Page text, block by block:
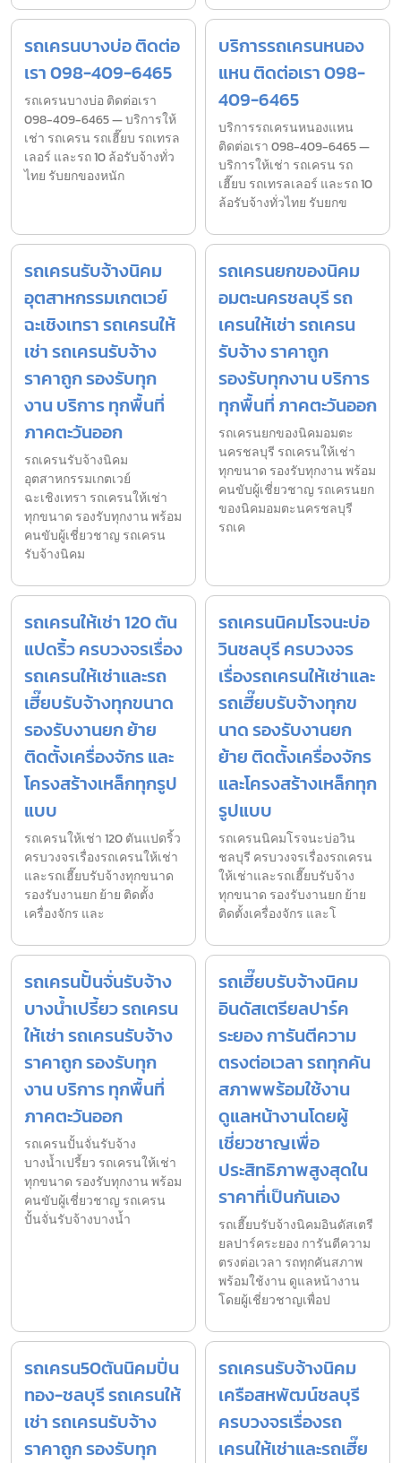
รถเครนบางบ่อ ติดต่อ
เรา 098-409-6465
รถเครนบางบ่อ ติดต่อเรา
098-409-6465 — บริการให้
เช่า รถเครน รถเฮี๊ยบ รถเทรล
เลอร์ และรถ 10 ล้อรับจ้างทั่ว
ไทย รับยกของหนัก
บริการรถเครนหนอง
แหน ติดต่อเรา 098-
409-6465
บริการรถเครนหนองแหน
ติดต่อเรา 098-409-6465 —
บริการให้เช่า รถเครน รถ
เฮี๊ยบ รถเทรลเลอร์ และรถ 10
ล้อรับจ้างทั่วไทย รับยกข
รถเครนรับจ้างนิคม
อุตสาหกรรมเกตเวย์
ฉะเชิงเทรา รถเครนให้
เช่า รถเครนรับจ้าง
ราคาถูก รองรับทุก
งาน บริการ ทุกพื้นที่
ภาคตะวันออก
รถเครนรับจ้างนิคม
อุตสาหกรรมเกตเวย์
ฉะเชิงเทรา รถเครนให้เช่า
ทุกขนาด รองรับทุกงาน พร้อม
คนขับผู้เชี่ยวชาญ รถเครน
รับจ้างนิคม
รถเครนยกของนิคม
อมตะนครชลบุรี รถ
เครนให้เช่า รถเครน
รับจ้าง ราคาถูก
รองรับทุกงาน บริการ
ทุกพื้นที่ ภาคตะวันออก
รถเครนยกของนิคมอมตะ
นครชลบุรี รถเครนให้เช่า
ทุกขนาด รองรับทุกงาน พร้อม
คนขับผู้เชี่ยวชาญ รถเครนยก
ของนิคมอมตะนครชลบุรี
รถเค
รถเครนให้เช่า 120 ตัน
แปดริ้ว ครบวงจรเรื่อง
รถเครนให้เช่าและรถ
เฮี๊ยบรับจ้างทุกขนาด
รองรับงานยก ย้าย
ติดตั้งเครื่องจักร และ
โครงสร้างเหล็กทุกรูป
แบบ
รถเครนให้เช่า 120 ตันแปดริ้ว
ครบวงจรเรื่องรถเครนให้เช่า
และรถเฮี๊ยบรับจ้างทุกขนาด
รองรับงานยก ย้าย ติดตั้ง
เครื่องจักร และ
รถเครนนิคมโรจนะบ่อ
วินชลบุรี ครบวงจร
เรื่องรถเครนให้เช่าและ
รถเฮี๊ยบรับจ้างทุกข
นาด รองรับงานยก
ย้าย ติดตั้งเครื่องจักร
และโครงสร้างเหล็กทุก
รูปแบบ
รถเครนนิคมโรจนะบ่อวิน
ชลบุรี ครบวงจรเรื่องรถเครน
ให้เช่าและรถเฮี๊ยบรับจ้าง
ทุกขนาด รองรับงานยก ย้าย
ติดตั้งเครื่องจักร และโ
รถเครนปั้นจั่นรับจ้าง
บางน้ำเปรี้ยว รถเครน
ให้เช่า รถเครนรับจ้าง
ราคาถูก รองรับทุก
งาน บริการ ทุกพื้นที่
ภาคตะวันออก
รถเครนปั้นจั่นรับจ้าง
บางน้ำเปรี้ยว รถเครนให้เช่า
ทุกขนาด รองรับทุกงาน พร้อม
คนขับผู้เชี่ยวชาญ รถเครน
ปั้นจั่นรับจ้างบางน้ำ
รถเฮี๊ยบรับจ้างนิคม
อินดัสเตรียลปาร์ค
ระยอง การันตีความ
ตรงต่อเวลา รถทุกคัน
สภาพพร้อมใช้งาน
ดูแลหน้างานโดยผู้
เชี่ยวชาญเพื่อ
ประสิทธิภาพสูงสุดใน
ราคาที่เป็นกันเอง
รถเฮี๊ยบรับจ้างนิคมอินดัสเตรี
ยลปาร์คระยอง การันตีความ
ตรงต่อเวลา รถทุกคันสภาพ
พร้อมใช้งาน ดูแลหน้างาน
โดยผู้เชี่ยวชาญเพื่อป
รถเครน50ตันนิคมปิ่น
ทอง-ชลบุรี รถเครนให้
เช่า รถเครนรับจ้าง
ราคาถูก รองรับทุก
รถเครนรับจ้างนิคม
เครือสหพัฒน์ชลบุรี
ครบวงจรเรื่องรถ
เครนให้เช่าและรถเฮี๊ย